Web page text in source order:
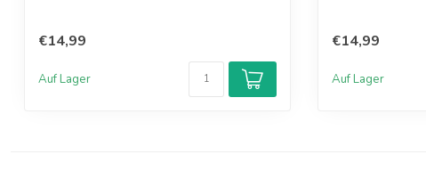
€14,99
Auf Lager
€14,99
Auf Lager